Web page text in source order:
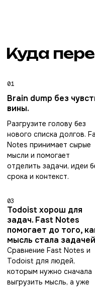
Куда
01
Brain dump без
вины.
Разгрузите голову без
нового списка долгов.
Notes принимает сырые
мысли и помогает
отделить задачи, идеи
срока и контекст.
03
Todoist хорош для
задач. Fast Notes
помогает до того,
мысль стала
Сравнение Fast Notes и
Todoist для людей,
которым нужно сначала
выгрузить мысль, а уже